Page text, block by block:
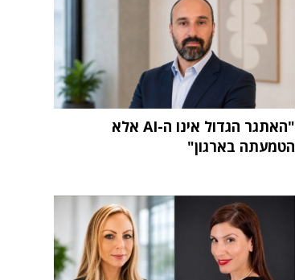
"האתגר הגדול אינו ה-AI אלא
הטמעתה בארגון"